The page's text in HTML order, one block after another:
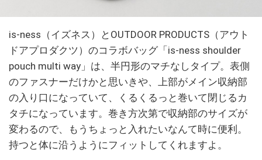
is-ness（イズネス）とOUTDOOR PRODUCTS（アウト
ドアプロダクツ）のコラボバッグ「is-ness shoulder
pouch multi way」は、半円形のマチなしタイプ。表側
のファスナーだけかと思いきや、上部がメイン収納部
の入り口になっていて、くるくるっと巻いて閉じるカ
タチになっています。巻き方次第で収納部のサイズが
変わるので、もうちょっと入れたいなんて時に便利。
持つと体に沿うようにフィットしてくれますよ。